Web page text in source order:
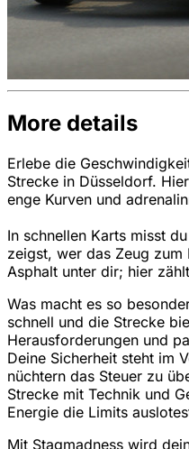
More details
Erlebe die
Strecke in Düsseldorf.
enge Kurven und
In schnellen Karts misst
zeigst, wer das Zeug zum
Asphalt unter dir; hier
Was macht es so
schnell und die Strecke
Herausforderungen und
Deine Sicherheit steht im
nüchtern das Steuer zu
Strecke mit Technik und
Energie die Limits
Mit Stagmadness wird